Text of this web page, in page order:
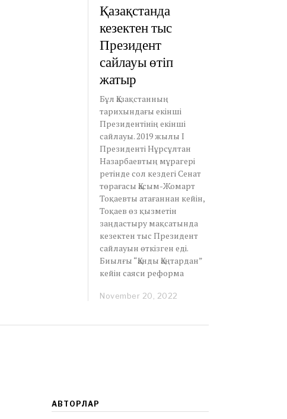
Қазақстанда
кезектен тыс
Президент
сайлауы өтіп
жатыр
Бұл Қазақстанның
тарихындағы екінші
Президентінің екінші
сайлауы. 2019 жылы І
Президенті Нұрсұлтан
Назарбаевтың мұрагері
ретінде сол кездегі Сенат
төрағасы Қасым-Жомарт
Тоқаевты атағаннан кейін,
Тоқаев өз қызметін
заңдастыру мақсатында
кезектен тыс Президент
сайлауын өткізген еді.
Биылғы “Қанды Қаңтардан”
кейін саяси реформа
November 20, 2022
e
2
АВТОРЛАР